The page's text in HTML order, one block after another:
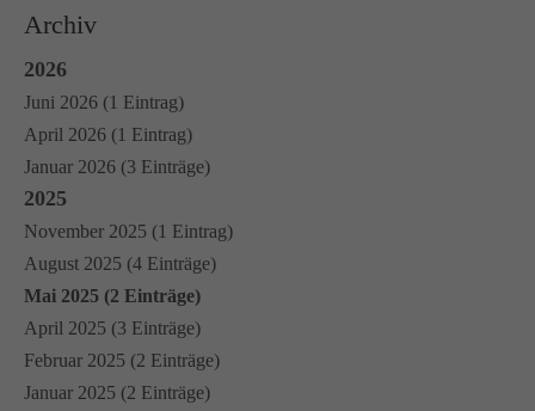
Archiv
2026
Juni 2026 (1 Eintrag)
April 2026 (1 Eintrag)
Januar 2026 (3 Einträge)
2025
November 2025 (1 Eintrag)
August 2025 (4 Einträge)
Mai 2025 (2 Einträge)
April 2025 (3 Einträge)
Februar 2025 (2 Einträge)
Januar 2025 (2 Einträge)